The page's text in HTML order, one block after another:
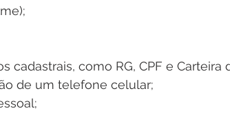
cadastrais, como RG, CPF e Carteira
de um telefone celular;